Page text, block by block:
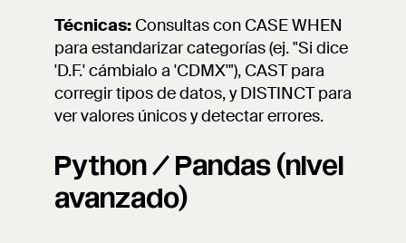
Técnicas: Consultas con CASE WHEN
para estandarizar categorías (ej. "Si dice
'D.F.' cámbialo a 'CDMX'"), CAST para
corregir tipos de datos, y DISTINCT para
ver valores únicos y detectar errores.
Python / Pandas (nivel
avanzado)